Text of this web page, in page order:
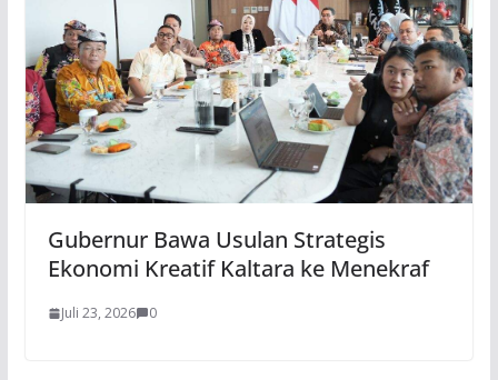
Gubernur Bawa Usulan Strategis
Ekonomi Kreatif Kaltara ke Menekraf
Juli 23, 2026 0